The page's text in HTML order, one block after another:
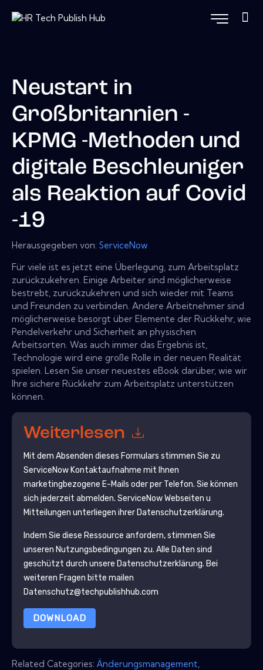
Neustart in
Großbritannien -
KPMG -Methoden und
digitale Beschleuniger
als Reaktion auf Covid
-19
Herausgegeben von: ServiceNow
Für viele ist es jetzt eine Überlegung, zum Arbeitsplatz
zurückzukehren. Einige Arbeiter sind möglicherweise
bestrebt, zurückzukehren und sich wieder mit Teams
und Freunden zu verbinden. Andere Arbeitnehmer sind
möglicherweise besorgt über Elemente der Rückkehr, wie
Pendelverkehr und Sicherheit an physischen
Arbeitsorten. Was auch immer das Ergebnis ist,
Technologie wird eine große Rolle in der neuen Realität
spielen. Lesen Sie unser neuestes eBook darüber, wie wir
Ihre sichere Rückkehr zum Arbeitsplatz unterstützen
können.
Weiterlesen
Mit dem Absenden dieses Formulars stimmen Sie zu
ServiceNowKontaktaufnahme mit Ihnen
marketingbezogene E-Mails oder per Telefon. Sie können
sich jederzeit abmelden. ServiceNowWebseiten u
Mitteilungen unterliegen ihrer Datenschutzerklärung.
Indem Sie diese Ressource anfordern, stimmen Sie
unseren Nutzungsbedingungen zu. Alle Daten sind
geschützt durch unsere Datenschutzerklärung. Bei
weiteren Fragen bitte mailen
Datenschutz@techpublishhub.com
DOWNLOAD
Related Categories: Änderungsmanagement